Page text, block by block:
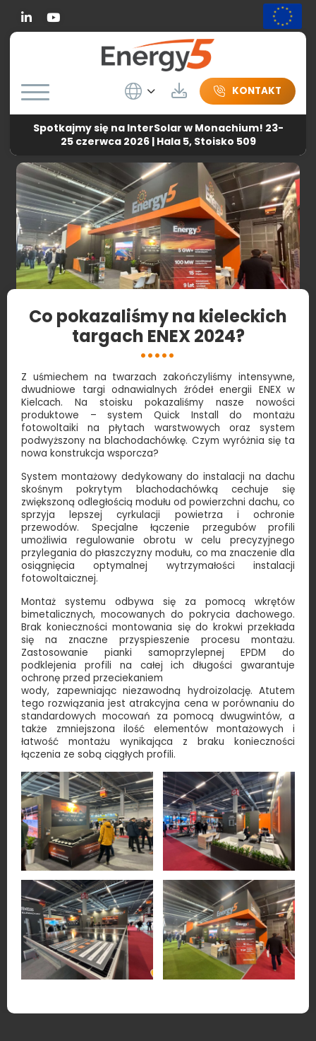
Wybierz język
Do pobraniaKONTAKT
Spotkajmy się na InterSolar w Monachium! 23-
25 czerwca 2026 | Hala 5, Stoisko 509
Energy5-Aktualności-Co pokazaliśmy na kieleckich
targach ENEX 2024?
Co pokazaliśmy na kieleckich
targach ENEX 2024?
Z uśmiechem na twarzach zakończyliśmy intensywne,
dwudniowe targi odnawialnych źródeł energii ENEX w
Kielcach. Na stoisku pokazaliśmy nasze nowości
produktowe – system Quick Install do montażu
fotowoltaiki na płytach warstwowych oraz system
podwyższony na blachodachówkę. Czym wyróżnia się ta
nowa konstrukcja wsporcza?
System montażowy dedykowany do instalacji na dachu
skośnym pokrytym blachodachówką cechuje się
zwiększoną odległością modułu od powierzchni dachu, co
sprzyja lepszej cyrkulacji powietrza i ochronie
przewodów. Specjalne łączenie przegubów profili
umożliwia regulowanie obrotu w celu precyzyjnego
przylegania do płaszczyzny modułu, co ma znaczenie dla
osiągnięcia optymalnej wytrzymałości instalacji
fotowoltaicznej.
Montaż systemu odbywa się za pomocą wkrętów
bimetalicznych, mocowanych do pokrycia dachowego.
Brak konieczności montowania się do krokwi przekłada
się na znaczne przyspieszenie procesu montażu.
Zastosowanie pianki samoprzylepnej EPDM do
podklejenia profili na całej ich długości gwarantuje
ochronę przed przeciekaniem
wody, zapewniając niezawodną hydroizolację. Atutem
tego rozwiązania jest atrakcyjna cena w porównaniu do
standardowych mocowań za pomocą dwugwintów, a
także zmniejszona ilość elementów montażowych i
łatwość montażu wynikająca z braku konieczności
łączenia ze sobą ciągłych profili.